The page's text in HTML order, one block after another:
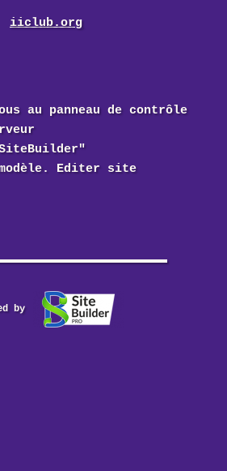
iiclub.org
au panneau de contrôle
Editer site
by